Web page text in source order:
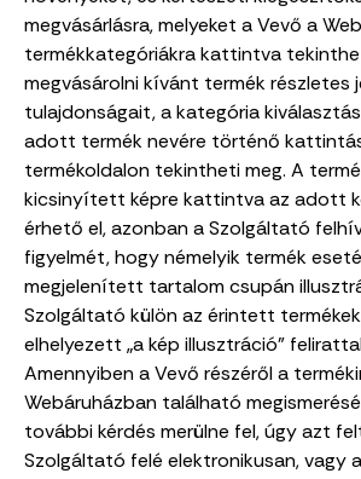
megvásárlásra, melyeket a Vevő a
termékkategóriákra kattintva
megvásárolni kívánt termék részletes
tulajdonságait, a kategória
adott termék nevére történő
termékoldalon tekintheti meg. A
kicsinyített képre kattintva az adott
érhető el, azonban a Szolgáltató
figyelmét, hogy némelyik termék
megjelenített tartalom csupán
Szolgáltató külön az érintett
elhelyezett „a kép illusztráció”
Amennyiben a Vevő részéről a
Webáruházban található
további kérdés merülne fel, úgy azt
Szolgáltató felé elektronikusan, vagy